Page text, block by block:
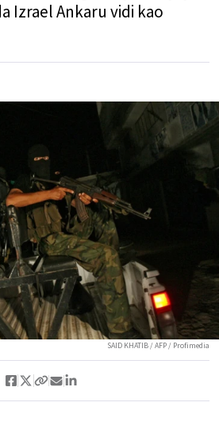
Izrael Ankaru vidi kao
SAID KHATIB / AFP / Profimedia